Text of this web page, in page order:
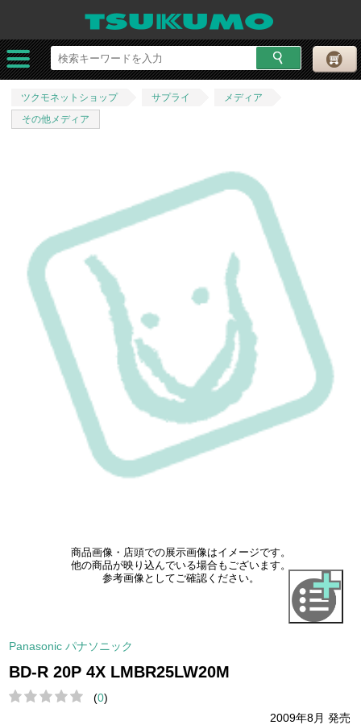
ツクモネットショップ サプライ
メディア
その他メディア
商品画像・店頭での展示画像はイメージです。
他の商品が映り込んでいる場合もございます。
参考画像としてご確認ください。
Panasonic パナソニック
BD-R 20P 4X LMBR25LW20M
(0)
2009年8月 発売